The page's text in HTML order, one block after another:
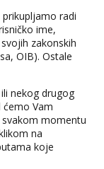
radi
ime,
zakonskih
OIB). Ostale
nekog drugog
ćemo Vam
momentu
na
koje